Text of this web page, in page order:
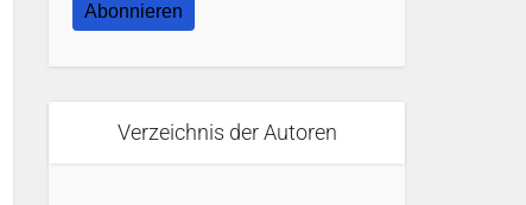
Abonnieren
Verzeichnis der Autoren